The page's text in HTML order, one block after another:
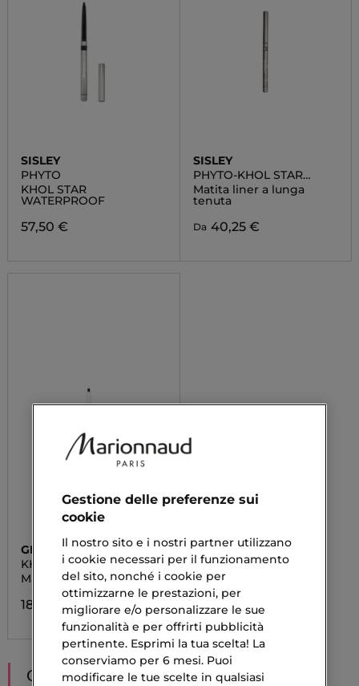
SISLEY
PHYTO
KHOL STAR
WATERPROOF
57,50 €
SISLEY
PHYTO-KHOL STAR
WATERPROOF
Matita liner a lunga
tenuta
Da 40,25 €
GIVENCHY
KHOL COUTURE
WATERPROOF
Matita Occhi Waterproof
18,13 €
CONSIGLIATI PER TE
Gestione delle preferenze sui
cookie
Il nostro sito e i nostri partner utilizzano
i cookie necessari per il funzionamento
del sito, nonché i cookie per
ottimizzarne le prestazioni, per
migliorare e/o personalizzare le sue
funzionalità e per offrirti pubblicità
pertinente. Esprimi la tua scelta! La
conserviamo per 6 mesi. Puoi
modificare le tue scelte in qualsiasi